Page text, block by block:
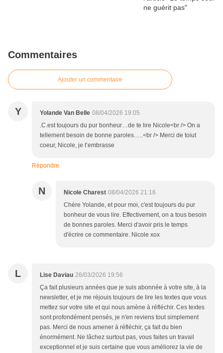
Commentaires
Ajouter un commentaire
Y Yolande Van Belle 08/04/2026 19:05
.C.est toujours du pur bonheur…de te lire Nicole<br /> On a
tellement besoin de bonne paroles…..<br /> Merci de toiut
coeur, Nicole, je t’embrasse
Répondre
N Nicole Charest 08/04/2026 21:16
Chère Yolande, et pour moi, c'est toujours du pur
bonheur de vous lire. Effectivement, on a tous besoin
de bonnes paroles. Merci d'avoir pris le temps
d'écrire ce commentaire. Nicole xox
L Lise Daviau 26/03/2026 19:56
Ça fait plusieurs années que je suis abonnée à votre site, à la
newsletter, et je me réjouis toujours de lire les textes que vous
mettez sur votre site et qui nous amène à réfléchir. Ces textes
sont profondément pensés, je n'en reviens tout simplement
pas. Merci de nous amener à réfléchir, ça fait du bien
énormément. Ne lâchez surtout pas, vous faites un travail
exceptionnel et je suis certaine que vous améliorez la vie de